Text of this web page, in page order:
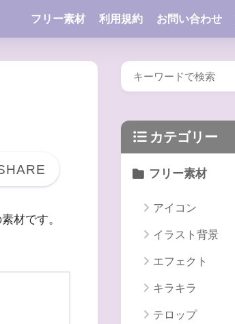
フリー素材 利用規約 お問い合わせ
材です。
カテゴリー
フリー素材
アイコン
イラスト背景
エフェクト
キラキラ
テロップ